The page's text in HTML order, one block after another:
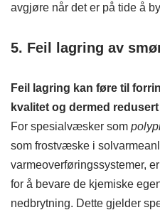
avgjøre når det er på tide å
5. Feil lagring av
Feil lagring kan føre til
kvalitet og dermed
For spesialvæsker som
som frostvæske i
varmeoverføringssystemer,
for å bevare de kjemiske
nedbrytning. Dette gjelder